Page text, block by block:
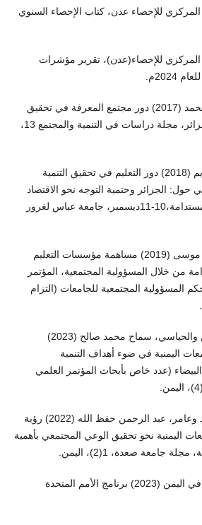
المركزي للإحصاء عدن، كتاب الإحصاء السنوي
المركزي للإحصاء(عدن)، تقرير مؤشرات
حروش، لامية وطوالبية محمد (2017) دور مجتمع المعرفة في تحقيق
التنمية المستدامة في الجزائر، مجلة دراسات في التنمية والمجتمع 13،
دهان، محمد وزغاشو، مريم (2018) دور التعليم في تحقيق التنمية
حول: الجزائر وحتمية التوجه نحو الاقتصاد
الأخضر لتحقيق التنمية المستدامة،10-11ديسمبر، جامعة عباس لغرور
العرقاوي، سامر وعجوز، موسى (2019) مساهمة مؤسسات التعليم
من خلال المسؤولية المجتمعية، المؤتمر
المسؤولية المجتمعية للجامعات (التزام
العلايا، فتحية أحمد حسين والحياسي، سماح محمد صالح (2023)
اليمنية في ضوء أهداف التنمية
(عدد خاص بأبحاث المؤتمر العلمي
قراضه، علي محمد محمد وعامر، عبد الرحمن حفظ الله (2022) رؤية
اليمنية نحو تحقيق الوعي المجتمعي بأهمية
جامعة صعدة، 1(2)، اليمن.
قياس الفقر متعدد الأبعاد في اليمن (2023) برنامج الأمم المتحدة